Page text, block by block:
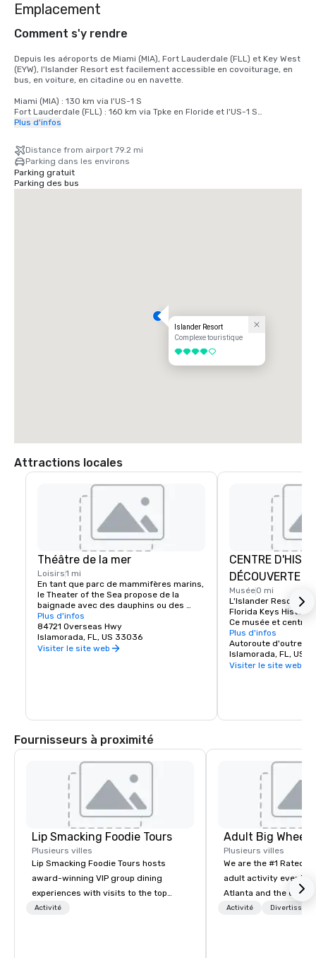
Emplacement
Comment s'y rendre
Depuis les aéroports de Miami (MIA), Fort Lauderdale (FLL) et Key West
(EYW), l'Islander Resort est facilement accessible en covoiturage, en
bus, en voiture, en citadine ou en navette.
Miami (MIA) : 130 km via l'US-1 S
Fort Lauderdale (FLL) : 160 km via Tpke en Floride et l'US-1 S
Key West (EYW) : 79 km via l'US-1 N
Plus d'infos
Distance from airport 79.2 mi
Parking dans les environs
Parking gratuit
Parking des bus
Islander Resort
Complexe touristique
4 sur 5
Attractions locales
Théâtre de la mer
Loisirs1 mi
En tant que parc de mammifères marins,
le Theater of the Sea propose de la
baignade avec des dauphins ou des
requins, des spectacles d'otaries et de
perroquets, une promenade en bateau
sans fond, une plage au bord du lagon,
ainsi que des visites de poissons et de
Plus d'infos
84721 Overseas Hwy
Islamorada, FL, US 33036
Visiter le site web
CENTRE
DÉCOUVERTE
Musée0 mi
L'Islander Resort
Florida Keys History
Ce musée et centre
500 pieds carrés
nord de la propriété
un aperçu fascinant
Florida Keys. Le
Plus d'infos
Autoroute d'outre-
Islamorada, FL, US
Visiter le site web
Fournisseurs à proximité
Lip Smacking Foodie Tours
Plusieurs villes
Lip Smacking Foodie Tours hosts
award-winning VIP group dining
experiences with visits to the top
restaurants throughout the United
Activité
Plusieurs villes
We are the #1 Rated
adult activity event
Atlanta and the entire
provide complete
Activité